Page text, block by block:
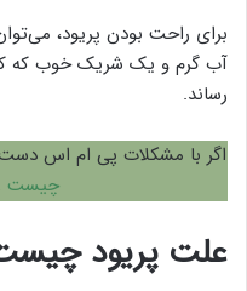
برای راحت بودن پریود،
آب گرم و یک شریک خوب که
رساند.
اگر با مشکلات پی ام اس دست
چیست
علت پریود